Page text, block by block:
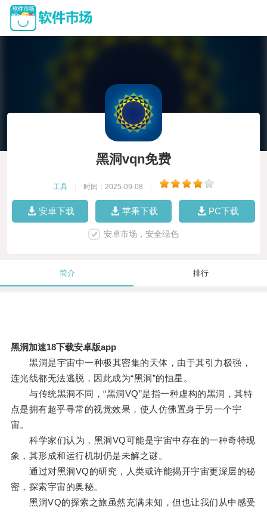
黑洞vqn免费
工具 时间：2025-09-08
安卓下载 苹果下载 PC下载
安卓市场，安全绿色
简介 排行
黑洞加速18下载安卓版app
黑洞是宇宙中一种极其密集的天体，由于其引力极强，
连光线都无法逃脱，因此成为“黑洞”的恒星。
与传统黑洞不同，“黑洞VQ”是指一种虚构的黑洞，其特
点是拥有超乎寻常的视觉效果，使人仿佛置身于另一个宇
宙。
科学家们认为，黑洞VQ可能是宇宙中存在的一种奇特现
象，其形成和运行机制仍是未解之谜。
通过对黑洞VQ的研究，人类或许能揭开宇宙更深层的秘
密，探索宇宙的奥秘。
黑洞VQ的探索之旅虽然充满未知，但也让我们从中感受